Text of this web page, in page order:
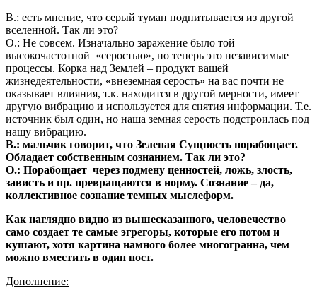
В.: есть мнение, что серый туман подпитывается из другой
вселенной. Так ли это?
О.: Не совсем. Изначально заражение было той
высокочастотной «серостью», но теперь это независимые
процессы. Корка над Землей – продукт вашей
жизнедеятельности, «внеземная серость» на вас почти не
оказывает влияния, т.к. находится в другой мерности, имеет
другую вибрацию и используется для снятия информации. Т.е.
источник был один, но наша земная серость подстроилась под
нашу вибрацию.
В.: мальчик говорит, что Зеленая Сущность порабощает.
Обладает собственным сознанием. Так ли это?
О.: Порабощает через подмену ценностей, ложь, злость,
зависть и пр. превращаются в норму. Сознание – да,
коллективное сознание темных мыслеформ.
Как наглядно видно из вышесказанного, человечество
само создает те самые эгрегоры, которые его потом и
кушают, хотя картина намного более многогранна, чем
можно вместить в один пост.
Дополнение: